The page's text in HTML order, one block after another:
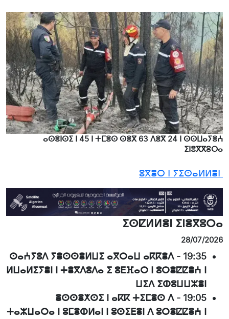
ⴰⵙⴻⵏⵙⵉ ⵏ 45 ⵏ ⵜⵎⴻⵙ ⵙⴻⴳ 63 ⴷⴻⴳ 24 ⵏ ⵙⵙⵡⴰⵢⴻⵄ
ⵉⵏⴻⴳⴳⵓⵔⴰ
ⵉⵙⵇⵍⵍⴻⵏ ⵉⵏⴻⴳⵓⵔⴰ
28/07/2026
19:35
-
ⵙⴰⵄⵢⵓⴷ ⵢⴻⵙⵙⴻⵍⵡⵉ ⴰⴳⵔⴰⵡ ⴰⴽⴽⴻⴷ
ⵍⵡⴰⵍⵉⵢⴻⵏ ⵏ ⵜⴻⴳⴷⵓⴷⴰ ⵉ ⵓⴹⴼⴰⵔ ⵏ ⵓⵔⴻⵇⵇⴻⵄ ⵏ
ⵡⵉⴷ ⵉⵀⵓⵡⵡⵣⴻⵏ
19:05
-
ⴻⵙⵙⴻⵅⵙⵉ ⵏ ⴰⴽⴽ ⵜⵉⵎⴻⵙ ⴷ
ⵜⴰⵣⵡⴰⵔⴰ ⵏ ⵓⵎⴻⵀⵍⴰⵏ ⵏ ⵓⵙⵉⴹⴻⵏ ⴷ ⵓⵔⴻⵇⵇⴻⵄ ⵏ